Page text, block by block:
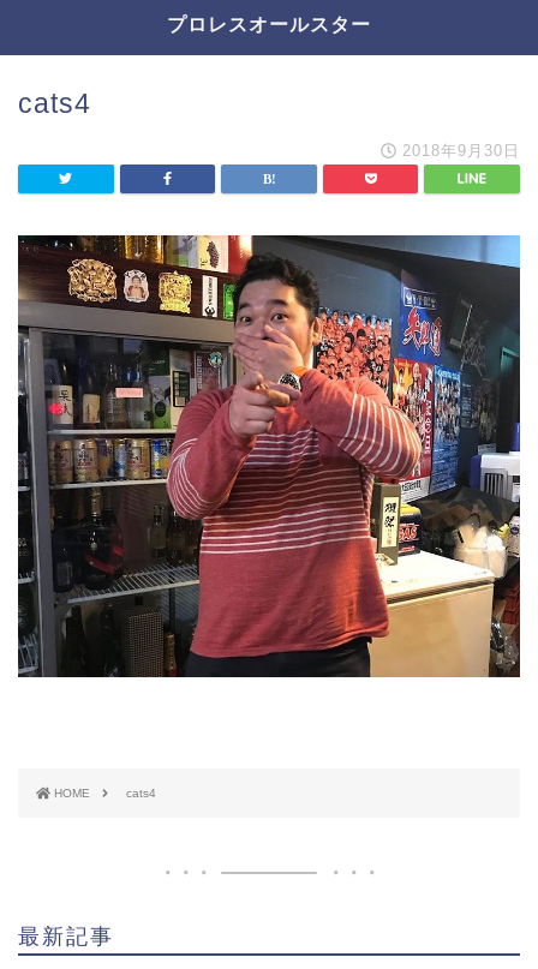
プロレスオールスター
cats4
2018年9月30日
HOME cats4
最新記事